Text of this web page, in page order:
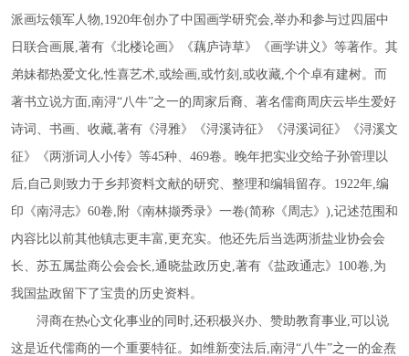
派画坛领军人物,1920年创办了中国画学研究会,举办和参与过四届中
日联合画展,著有《北楼论画》《藕庐诗草》《画学讲义》等著作。其
弟妹都热爱文化,性喜艺术,或绘画,或竹刻,或收藏,个个卓有建树。而
著书立说方面,南浔“八牛”之一的周家后裔、著名儒商周庆云毕生爱好
诗词、书画、收藏,著有《浔雅》《浔溪诗征》《浔溪词征》《浔溪文
征》《两浙词人小传》等45种、469卷。晚年把实业交给子孙管理以
后,自己则致力于乡邦资料文献的研究、整理和编辑留存。1922年,编
印《南浔志》60卷,附《南林撷秀录》一卷(简称《周志》),记述范围和
内容比以前其他镇志更丰富,更充实。他还先后当选两浙盐业协会会
长、苏五属盐商公会会长,通晓盐政历史,著有《盐政通志》100卷,为
我国盐政留下了宝贵的历史资料。
浔商在热心文化事业的同时,还积极兴办、赞助教育事业,可以说
这是近代儒商的一个重要特征。如维新变法后,南浔“八牛”之一的金焘